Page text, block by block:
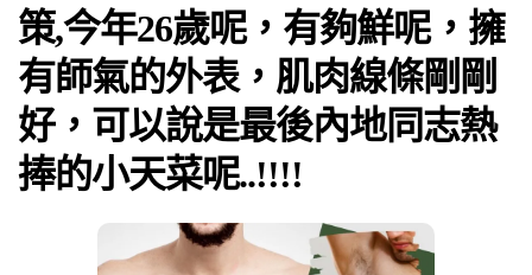
策,今年26歲呢，有夠鮮呢，擁
有師氣的外表，肌肉線條剛剛
好，可以說是最後內地同志熱
捧的小天菜呢..!!!!